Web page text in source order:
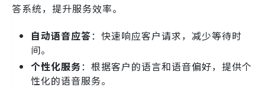
答系统，提升服务效率。
自动语音应答：快速响应客户请求，减少等待时
间。
个性化服务：根据客户的语言和语音偏好，提供个
性化的语音服务。